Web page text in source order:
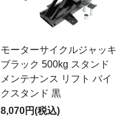
モーターサイクルジャッキ
ブラック 500kg スタンド
メンテナンス リフト バイ
クスタンド 黒
8,070円(税込)